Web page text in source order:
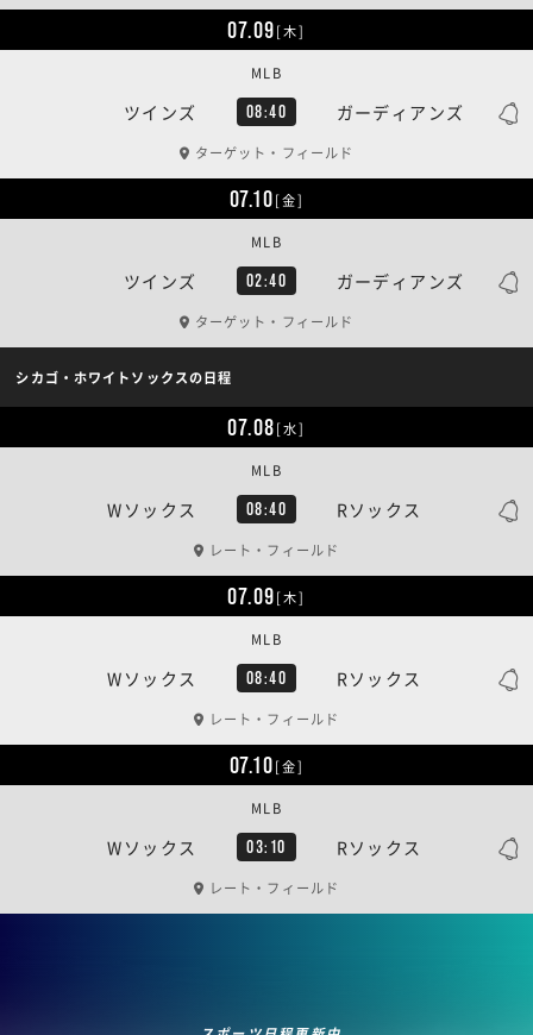
07.09[木]
ツインズ 08:40 ガーディアンズ
MLB
ターゲット・フィールド
07.10[金]
ツインズ 02:40 ガーディアンズ
MLB
ターゲット・フィールド
シカゴ・ホワイトソックスの日程
07.08[水]
Wソックス 08:40 Rソックス
MLB
レート・フィールド
07.09[木]
Wソックス 08:40 Rソックス
MLB
レート・フィールド
07.10[金]
Wソックス 03:10 Rソックス
MLB
レート・フィールド